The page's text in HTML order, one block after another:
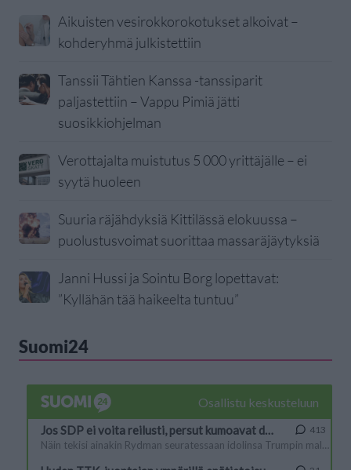
Aikuisten vesirokkorokotukset alkoivat –
kohderyhmä julkistettiin
Tanssii Tähtien Kanssa -tanssiparit
paljastettiin – Vappu Pimiä jätti
suosikkiohjelman
Verottajalta muistutus 5 000 yrittäjälle – ei
syytä huoleen
Suuria räjähdyksiä Kittilässä elokuussa –
puolustusvoimat suorittaa massaräjäytyksiä
Janni Hussi ja Sointu Borg lopettavat:
”Kyllähän tää haikeelta tuntuu”
Suomi24